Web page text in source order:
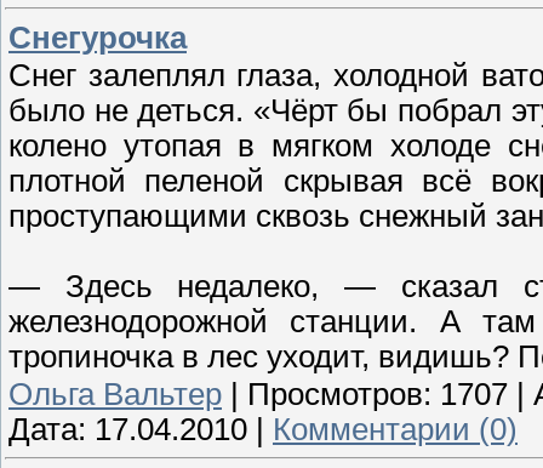
Снегурочка
Снег залеплял глаза, холодной
было не деться. «Чёрт бы побрал
колено утопая в мягком холоде
плотной пеленой скрывая всё
проступающими сквозь снежный
— Здесь недалеко, — сказал
железнодорожной станции. А
тропиночка в лес уходит, видишь?
Ольга Вальтер | Просмотров: 1707 |
Дата: 17.04.2010 | Комментарии (0)